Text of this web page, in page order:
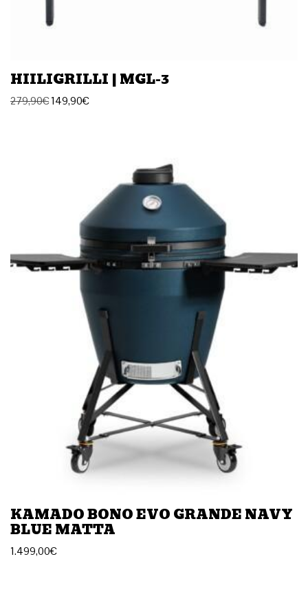
HIILIGRILLI | MGL-3
279,90€ 149,90€
KAMADO BONO EVO GRANDE NAVY
BLUE MATTA
1.499,00€